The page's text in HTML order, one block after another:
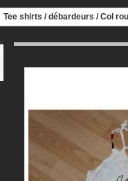
Tee shirts / débardeurs / Col